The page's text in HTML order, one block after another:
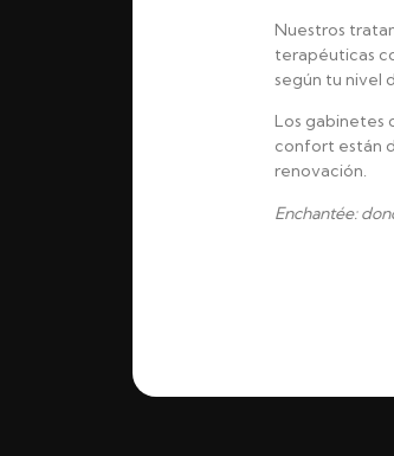
Nuestros
terapéuticas
según tu nivel
Los gabinetes
confort están
renovación.
Enchantée: